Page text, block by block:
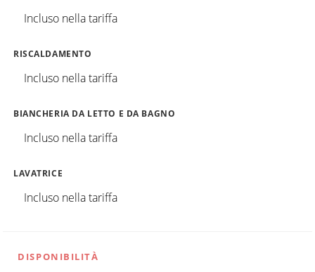
Incluso nella tariffa
RISCALDAMENTO
Incluso nella tariffa
BIANCHERIA DA LETTO E DA BAGNO
Incluso nella tariffa
LAVATRICE
Incluso nella tariffa
DISPONIBILITÀ